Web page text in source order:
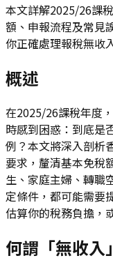
本文詳解2025/26課
額、申報流程及常見
你正確處理報稅無收
概述
在2025/26課稅年度
時感到困惑：到底是
例？本文將深入剖析
要求，釐清基本免稅
生、家庭主婦、轉職
定條件，都可能需要
估算你的稅務負擔，
何謂「無收入